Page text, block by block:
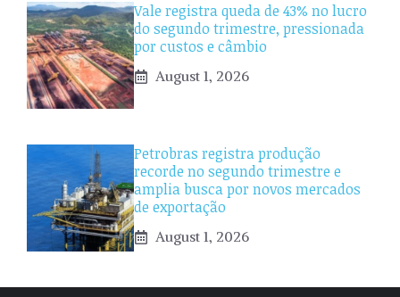
Vale registra queda de 43% no lucro
do segundo trimestre, pressionada
por custos e câmbio
August 1, 2026
Petrobras registra produção
recorde no segundo trimestre e
amplia busca por novos mercados
de exportação
August 1, 2026